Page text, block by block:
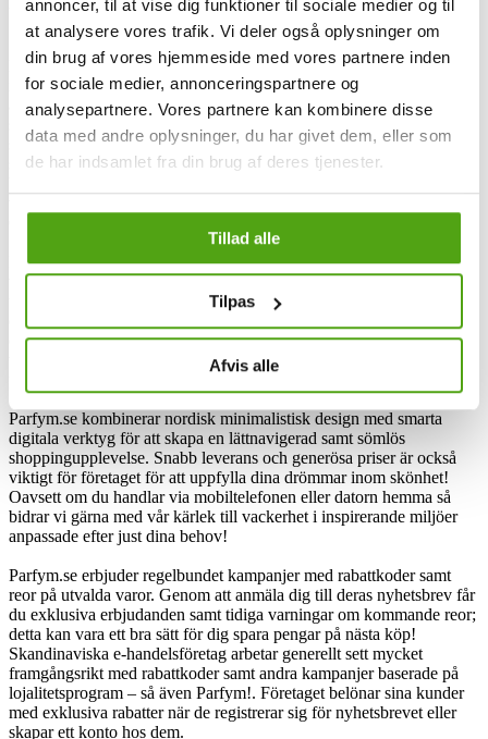
annoncer, til at vise dig funktioner til sociale medier og til
at analysere vores trafik. Vi deler også oplysninger om
din brug af vores hjemmeside med vores partnere inden
for sociale medier, annonceringspartnere og
analysepartnere. Vores partnere kan kombinere disse
data med andre oplysninger, du har givet dem, eller som
de har indsamlet fra din brug af deres tjenester.
Tillad alle
Tilpas
Afvis alle
Parfym.se är en nätbaserad skönhetsdestination där självkärlek och
inspiration får blomstra. Sedan 2005 har det svenska hudvårdshuset
arbetat för att dela med sig sin kärlek till de finaste
skönhetsprodukterna samtidigt som de gör dem mer tillgängliga. Det
som började med parfymer omfattar nu allt inom skönhet – från
smink, hudvård och hårvård till eteriska oljor. På Parfym.se hittar du
Idag är Parfym.se en auktoriserad återförsäljare av över 200
varumärken samt mer än 15 000 olika produkter. Oavsett om du vill
unna dig ikoniska produkter från Yves Saint Laurent, Paco Rabanne
eller Creed så hittar du det på Parfym.se! Detsamma gäller om du
vill ge din hud eller ditt hår en hemmabehandling med professionella
Parfym.se kombinerar nordisk minimalistisk design med smarta
digitala verktyg för att skapa en lättnavigerad samt sömlös
shoppingupplevelse. Snabb leverans och generösa priser är också
viktigt för företaget för att uppfylla dina drömmar inom skönhet!
Oavsett om du handlar via mobiltelefonen eller datorn hemma så
bidrar vi gärna med vår kärlek till vackerhet i inspirerande miljöer
anpassade efter just dina behov!
Parfym.se erbjuder regelbundet kampanjer med rabattkoder samt
reor på utvalda varor. Genom att anmäla dig till deras nyhetsbrev får
du exklusiva erbjudanden samt tidiga varningar om kommande reor;
detta kan vara ett bra sätt för dig spara pengar på nästa köp!
Skandinaviska e-handelsföretag arbetar generellt sett mycket
framgångsrikt med rabattkoder samt andra kampanjer baserade på
lojalitetsprogram – så även Parfym!. Företaget belönar sina kunder
med exklusiva rabatter när de registrerar sig för nyhetsbrevet eller
skapar ett konto hos dem.